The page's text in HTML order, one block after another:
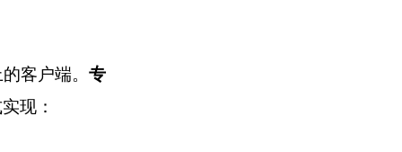
客户端。 专
现：